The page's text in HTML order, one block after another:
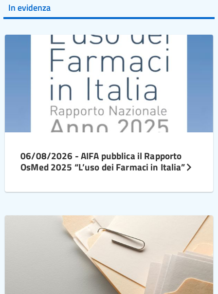
In evidenza
06/08/2026 - AIFA pubblica il Rapporto
OsMed 2025 “L’uso dei Farmaci in Italia”